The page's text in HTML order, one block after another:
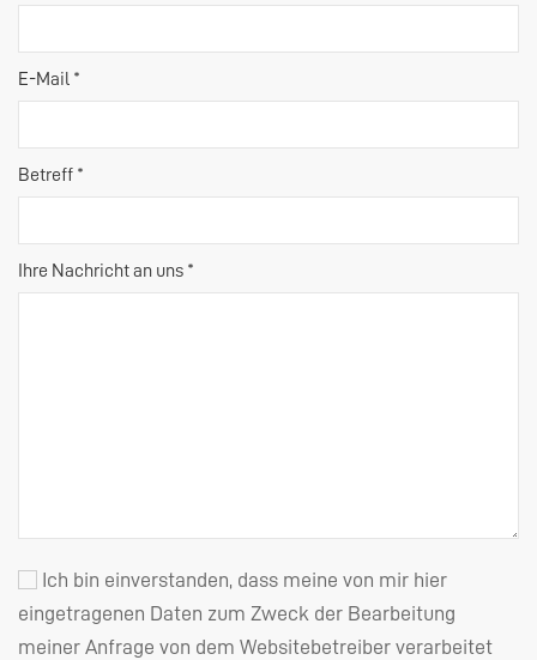
E-Mail *
Betreff *
Ihre Nachricht an uns *
Ich bin einverstanden, dass meine von mir hier
eingetragenen Daten zum Zweck der Bearbeitung
meiner Anfrage von dem Websitebetreiber verarbeitet